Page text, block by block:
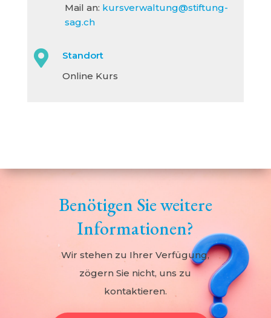
Mail an: kursverwaltung@stiftung-
sag.ch

Standort
Online Kurs
Benötigen Sie weitere
Informationen?
Wir stehen zu Ihrer Verfügung,
zögern Sie nicht, uns zu
kontaktieren.